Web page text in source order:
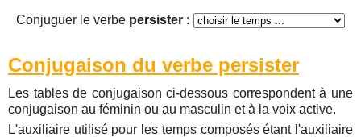
Conjuguer le verbe persister :
Conjugaison du verbe persister
Les tables de conjugaison ci-dessous correspondent à une
conjugaison au féminin ou au masculin et à la voix active.
L'auxiliaire utilisé pour les temps composés étant l'auxiliaire